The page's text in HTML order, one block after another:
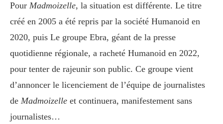
Pour Madmoizelle, la situation est différente. Le titre
créé en 2005 a été repris par la société Humanoid en
2020, puis Le groupe Ebra, géant de la presse
quotidienne régionale, a racheté Humanoid en 2022,
pour tenter de rajeunir son public. Ce groupe vient
d’annoncer le licenciement de l’équipe de journalistes
de Madmoizelle et continuera, manifestement sans
journalistes…